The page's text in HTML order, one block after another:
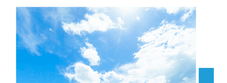
理念方針
沿革
サステナビリティ活動